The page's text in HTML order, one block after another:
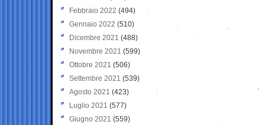
Febbraio 2022 (494)
Gennaio 2022 (510)
Dicembre 2021 (488)
Novembre 2021 (599)
Ottobre 2021 (506)
Settembre 2021 (539)
Agosto 2021 (423)
Luglio 2021 (577)
Giugno 2021(559)